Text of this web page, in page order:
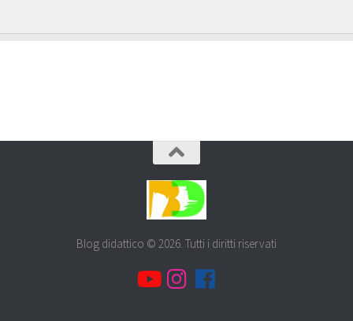
Blog didattico © 2026. Tutti i diritti riservati